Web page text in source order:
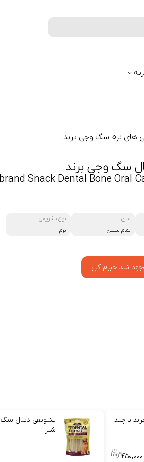
های نرم سگ وجی برند
سگ وجی برند
Snack Dental Bone Oral
سن
تمام سنین
نوع تشویقی
نرم
شد خبرم کن
با چند
۴۵۰,۰۰۰
تشویقی دنتال سگ
شیر